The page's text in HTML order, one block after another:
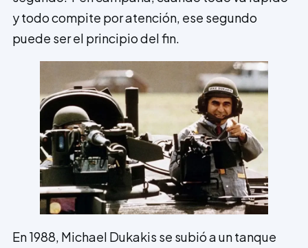
y todo compite por atención, ese segundo
puede ser el principio del fin.
En 1988, Michael Dukakis se subió a un tanque